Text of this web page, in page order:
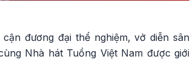
đương đại thể nghiệm, vở diễn sân
Nhà hát Tuồng Việt Nam được giới